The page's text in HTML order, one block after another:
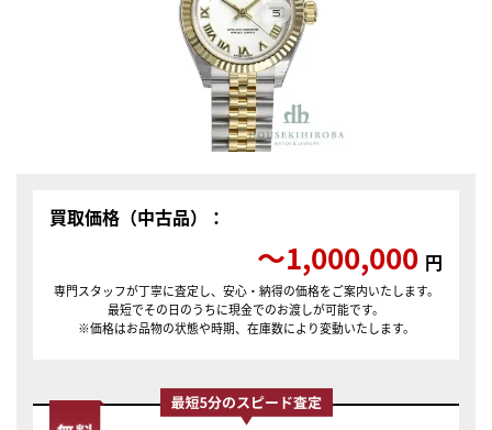
買取価格（中古品）：
〜1,000,000 円
専門スタッフが丁寧に査定し、安心・納得の価格をご案内いたします。
最短でその日のうちに現金でのお渡しが可能です。
※価格はお品物の状態や時期、在庫数により変動いたします。